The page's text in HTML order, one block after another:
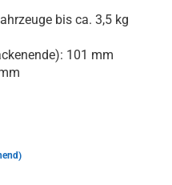
bis ca. 3,5 kg
101 mm